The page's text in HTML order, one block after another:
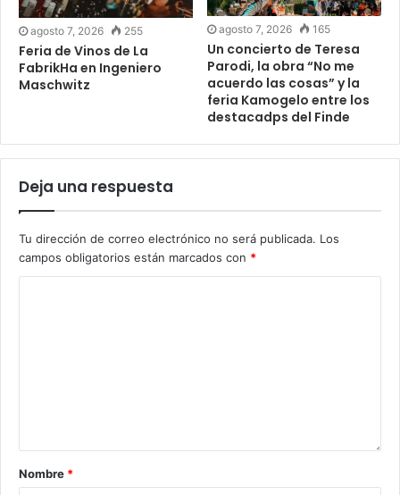
agosto 7, 2026 255
Feria de Vinos de La
FabrikHa en Ingeniero
Maschwitz
agosto 7, 2026 165
Un concierto de Teresa
Parodi, la obra “No me
acuerdo las cosas” y la
feria Kamogelo entre los
destacadps del Finde
Deja una respuesta
Tu dirección de correo electrónico no será publicada. Los
campos obligatorios están marcados con *
Nombre *